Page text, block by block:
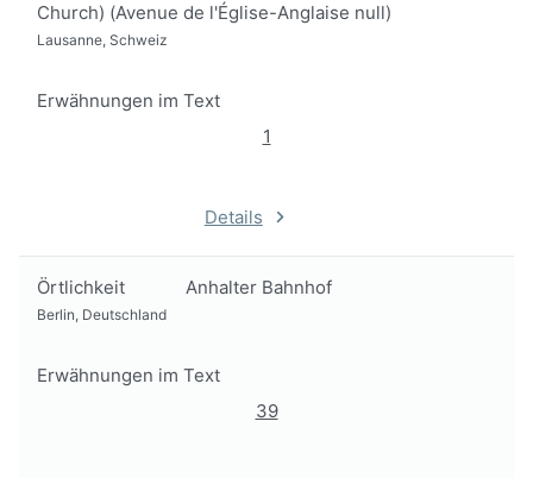
Church) (Avenue de l'Église-Anglaise null)
Lausanne, Schweiz
Erwähnungen im Text
1
Details
Örtlichkeit Anhalter Bahnhof
Berlin, Deutschland
Erwähnungen im Text
39